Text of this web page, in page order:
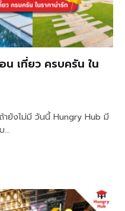
เที่ยว ครบครัน ใน
ยังไม่มี วันนี้ Hungry Hub มี
…